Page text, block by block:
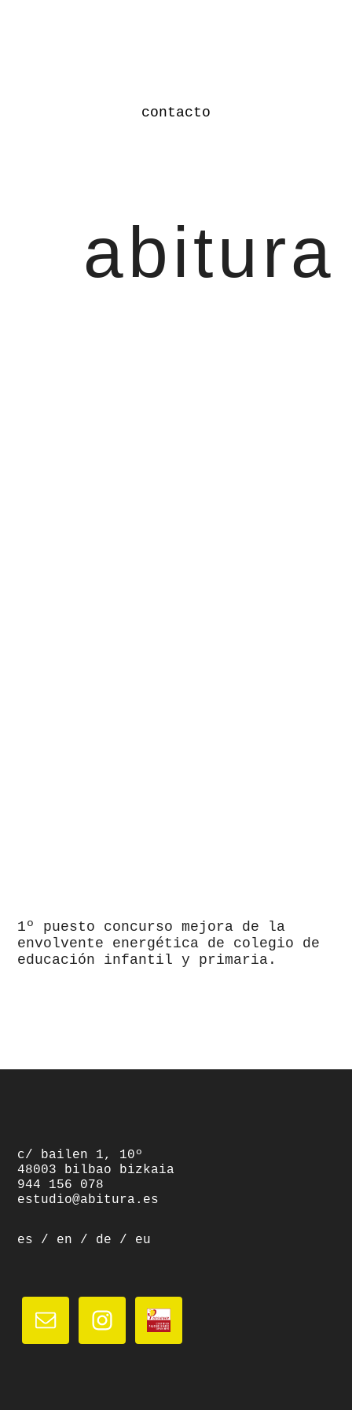
contacto
abitura
1º puesto concurso mejora de la
envolvente energética de colegio de
educación infantil y primaria.
c/ bailen 1, 10º
48003 bilbao bizkaia
944 156 078
estudio@abitura.es
es / en / de / eu